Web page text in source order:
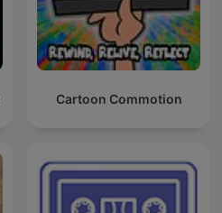
Cartoon Commotion